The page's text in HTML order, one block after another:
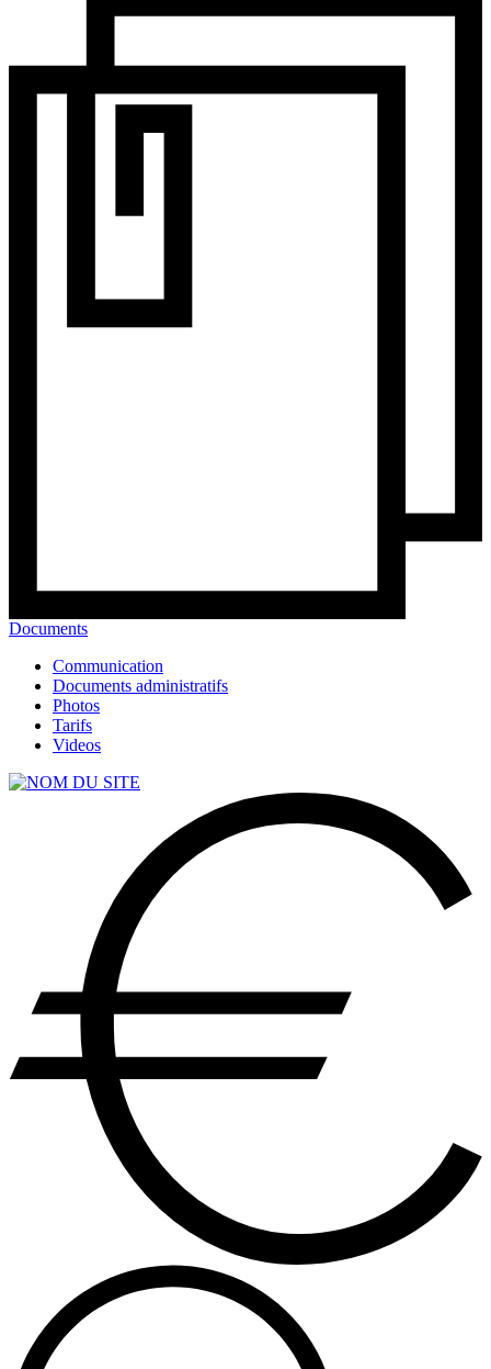
Documents
Communication
Documents administratifs
Photos
Tarifs
Videos